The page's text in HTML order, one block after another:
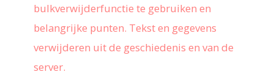
bulkverwijderfunctie te gebruiken en
belangrijke punten. Tekst en gegevens
verwijderen uit de geschiedenis en van de
server.